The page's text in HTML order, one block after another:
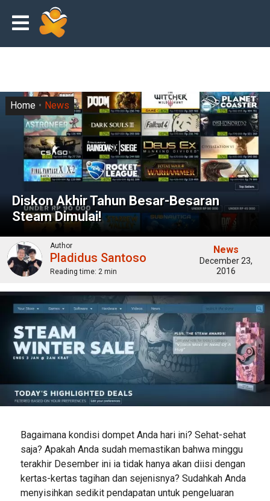
Diskon Akhir Tahun Besar-Besaran
Steam Dimulai!
Home News
Author
Pladidus Santoso
Reading time: 2 min
News
December 23,
2016
Bagaimana kondisi dompet Anda hari ini? Sehat-sehat
saja? Apakah Anda sudah memastikan bahwa minggu
terakhir Desember ini ia tidak hanya akan diisi dengan
kertas-kertas tagihan dan sejenisnya? Sudahkah Anda
menyisihkan sedikit pendapatan untuk pengeluaran